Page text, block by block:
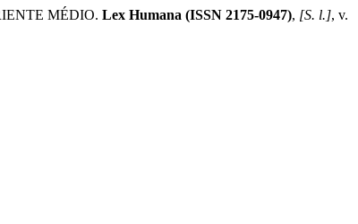
MÉDIO. Lex Humana (ISSN 2175-0947), [S. l.], v.